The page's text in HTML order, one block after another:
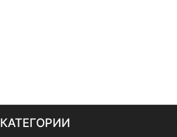
КАТЕГОРИИ